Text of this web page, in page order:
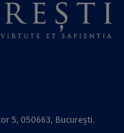
5, 050663, Bucureşti.